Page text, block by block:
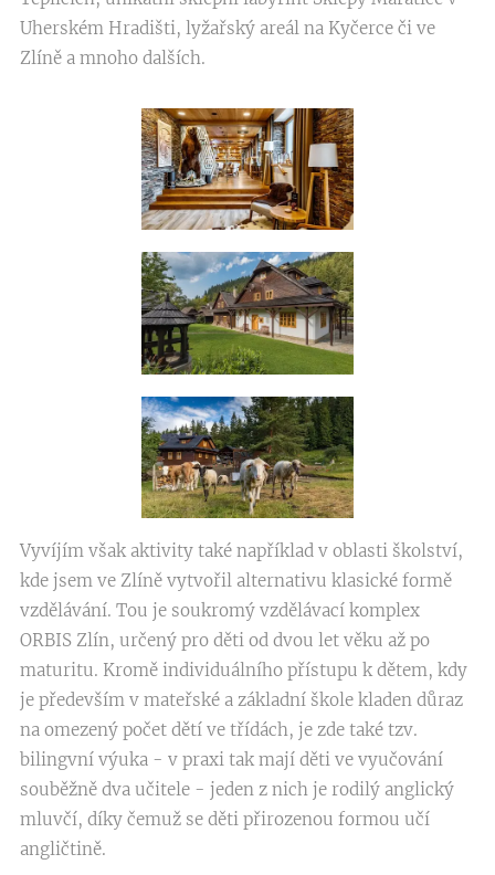
Uherském Hradišti, lyžařský areál na Kyčerce či ve
Zlíně a mnoho dalších.
Vyvíjím však aktivity také například v oblasti školství,
kde jsem ve Zlíně vytvořil alternativu klasické formě
vzdělávání. Tou je soukromý vzdělávací komplex
ORBIS Zlín, určený pro děti od dvou let věku až po
maturitu. Kromě individuálního přístupu k dětem, kdy
je především v mateřské a základní škole kladen důraz
na omezený počet dětí ve třídách, je zde také tzv.
bilingvní výuka - v praxi tak mají děti ve vyučování
souběžně dva učitele - jeden z nich je rodilý anglický
mluvčí, díky čemuž se děti přirozenou formou učí
angličtině.